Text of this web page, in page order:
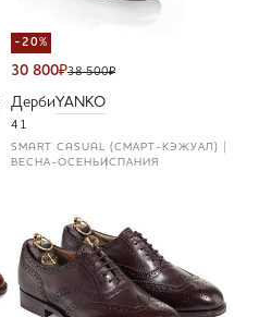
-20%
30 800₽38 500₽
ДербиYANKO
41
SMART CASUAL (СМАРТ-КЭЖУАЛ)
ВЕСНА-ОСЕНЬ ИСПАНИЯ